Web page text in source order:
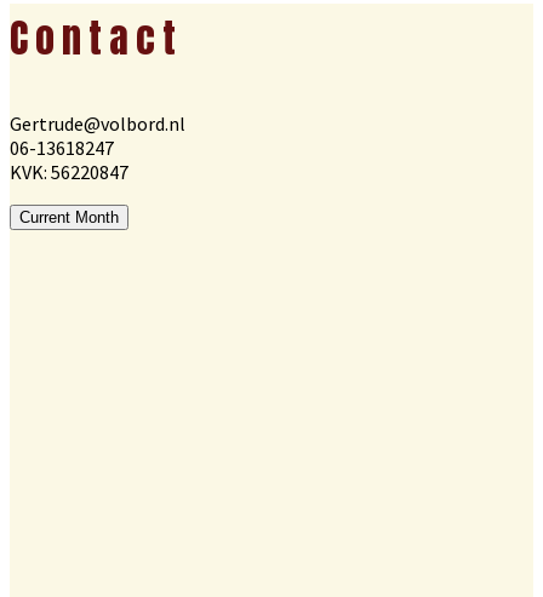
Footer
Contact
Gertrude@volbord.nl
06-13618247
KVK: 56220847
Current Month